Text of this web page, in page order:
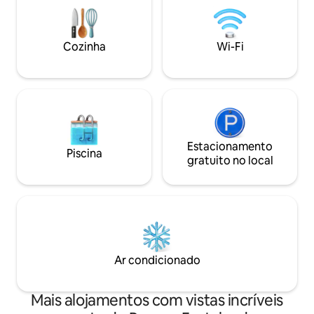
autônomo via código digital. Discrição e
privacidade garantidas. Opções
disponíveis no nosso site.
Cozinha Wi-Fi
Piscina
Estacionamento
gratuito no local
Ar condicionado
Mais alojamentos com vistas incríveis